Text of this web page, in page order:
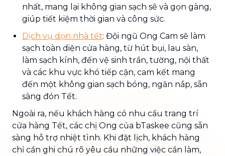
nhất, mang lại không gian sạch sẽ và gọn gàng,
giúp tiết kiệm thời gian và công sức.
Dịch vụ dọn nhà tết: Đội ngũ Ong Cam sẽ làm
sạch toàn diện cửa hàng, từ hút bụi, lau sàn,
làm sạch kính, đến vệ sinh trần, tường, nội thất
và các khu vực khó tiếp cận, cam kết mang
đến một không gian sạch bóng, ngăn nắp, sẵn
sàng đón Tết.
Ngoài ra, nếu khách hàng có nhu cầu trang trí
cửa hàng Tết, các chị Ong của bTaskee cũng sẵn
sàng hỗ trợ nhiệt tình. Khi đặt lịch, khách hàng
chỉ cần ghi chú rõ yêu cầu những việc cần làm,